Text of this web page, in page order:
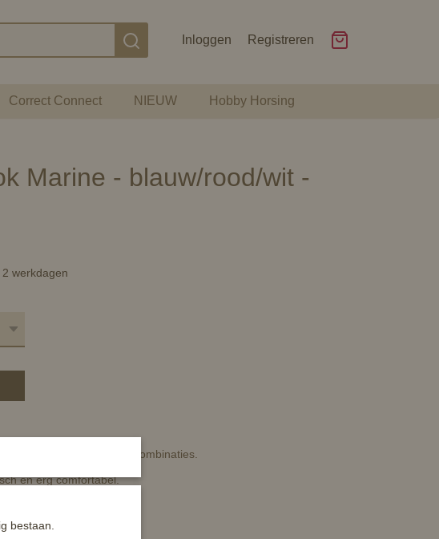
Inloggen Registreren
Correct Connect NIEUW Hobby Horsing
Marine - blauw/rood/wit -
werkdagen
in verschillende kleurencombinaties.
en erg comfortabel.
13% Nylon, 2% Lycra
bestaan.